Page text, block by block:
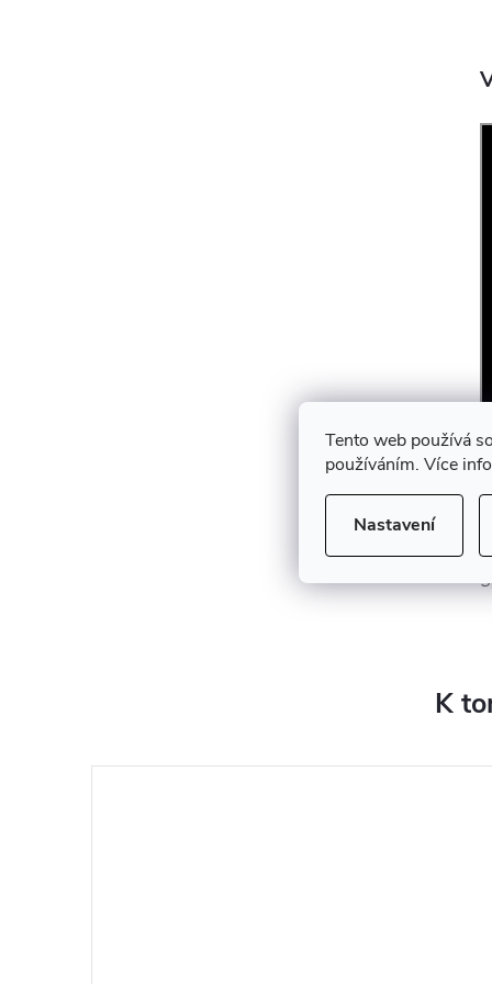
Tento web používá
používáním. Více
Nastavení
K